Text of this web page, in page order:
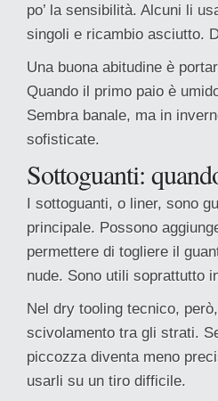
po’ la sensibilità. Alcuni li
singoli e ricambio asciutto.
Una buona abitudine è
Quando il primo paio è
Sembra banale, ma in
sofisticate.
Sottoguanti:
I sottoguanti, o liner, sono
principale. Possono
permettere di togliere il
nude. Sono utili soprattutto
Nel dry tooling tecnico,
scivolamento tra gli strati.
piccozza diventa meno
usarli su un tiro difficile.